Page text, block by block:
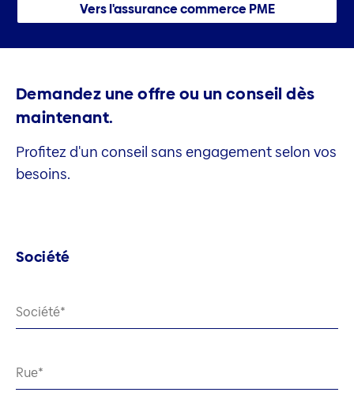
Vers l'assurance commerce PME
Demandez une offre ou un conseil dès
maintenant.
Profitez d'un conseil sans engagement selon vos
besoins.
Société
Société
Rue